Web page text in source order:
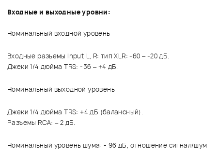
Входные и выходные уровни:
Номинальный входной уровень
Входные разъемы Input L, R: тип XLR: -60 – -20 дБ.
Джеки 1/4 дюйма TRS: -36 – +4 дБ.
Номинальный выходной уровень
Джеки 1/4 дюйма TRS: +4 дБ (балансный).
Разъемы RCA: – 2 дБ.
Номинальный уровень шума: - 96 дБ, отношение сигнал/шум